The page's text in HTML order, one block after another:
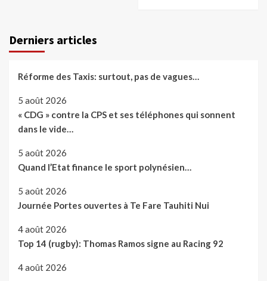
Derniers articles
Réforme des Taxis: surtout, pas de vagues…
5 août 2026
« CDG » contre la CPS et ses téléphones qui sonnent
dans le vide…
5 août 2026
Quand l’Etat finance le sport polynésien…
5 août 2026
Journée Portes ouvertes à Te Fare Tauhiti Nui
4 août 2026
Top 14 (rugby): Thomas Ramos signe au Racing 92
4 août 2026